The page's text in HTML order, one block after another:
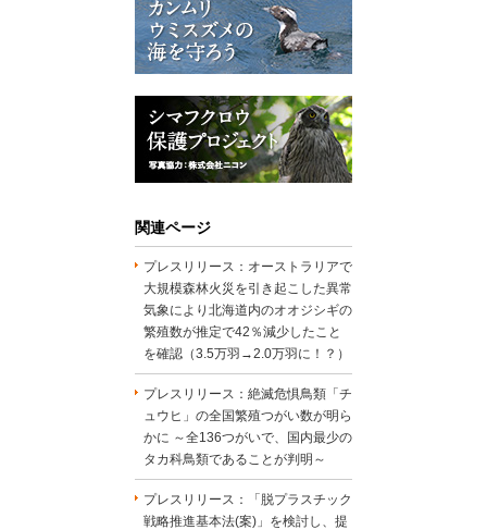
関連ページ
プレスリリース：オーストラリアで
大規模森林火災を引き起こした異常
気象により北海道内のオオジシギの
繁殖数が推定で42％減少したこと
を確認（3.5万羽→2.0万羽に！？）
プレスリリース：絶滅危惧鳥類「チ
ュウヒ」の全国繁殖つがい数が明ら
かに ～全136つがいで、国内最少の
タカ科鳥類であることが判明～
プレスリリース：「脱プラスチック
戦略推進基本法(案)」を検討し、提